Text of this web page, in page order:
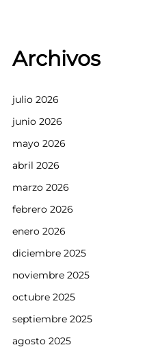
Archivos
julio 2026
junio 2026
mayo 2026
abril 2026
marzo 2026
febrero 2026
enero 2026
diciembre 2025
noviembre 2025
octubre 2025
septiembre 2025
agosto 2025